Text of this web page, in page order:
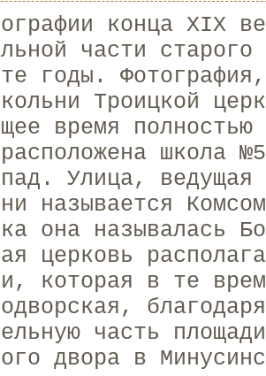
конца XIX
части
годы.
Троицкой
время
школа
Улица, ведущая
называется
она называлась
церковь
которая в те
часть
двора в